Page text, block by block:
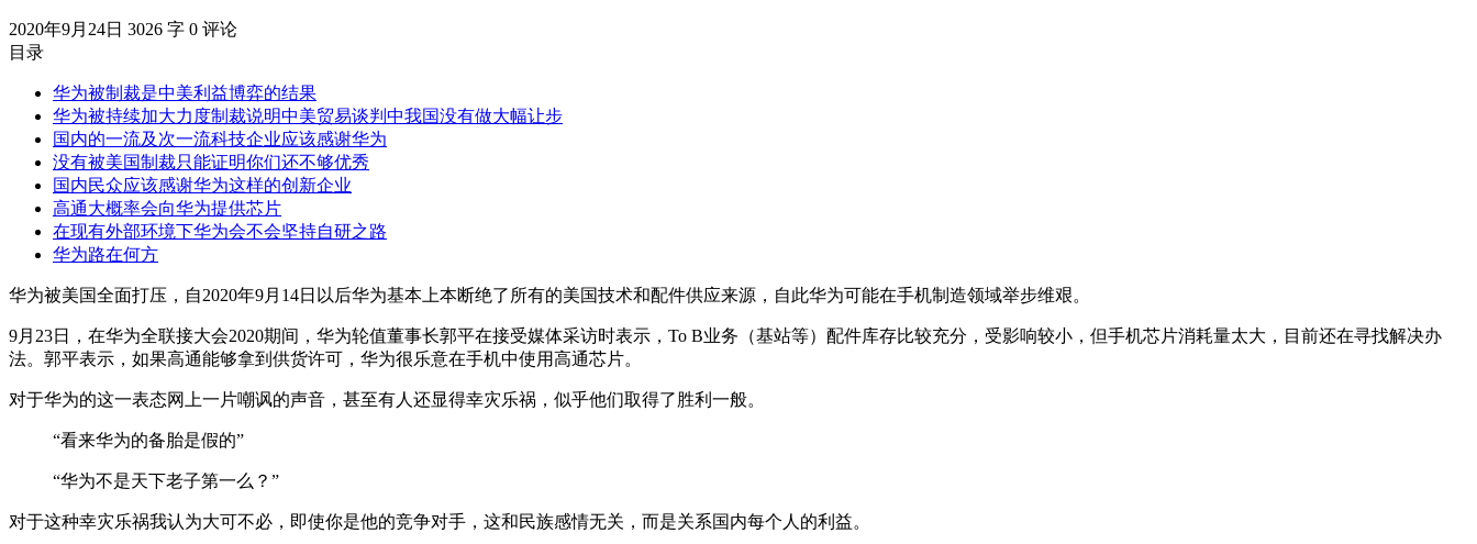
2020年9月24日 3026 字 0 评论
目录
华为被制裁是中美利益博弈的结果
华为被持续加大力度制裁说明中美贸易谈判中我国没有做大幅让步
国内的一流及次一流科技企业应该感谢华为
没有被美国制裁只能证明你们还不够优秀
国内民众应该感谢华为这样的创新企业
高通大概率会向华为提供芯片
在现有外部环境下华为会不会坚持自研之路
华为路在何方
华为被美国全面打压，自2020年9月14日以后华为基本上本断绝了所有的美国技术和配件供应来源，自此华为可能在手机制造领域举步维艰。
9月23日，在华为全联接大会2020期间，华为轮值董事长郭平在接受媒体采访时表示，To B业务（基站等）配件库存比较充分，受影响较小，但手机芯片消耗量太大，目前还在寻找解决办
法。郭平表示，如果高通能够拿到供货许可，华为很乐意在手机中使用高通芯片。
对于华为的这一表态网上一片嘲讽的声音，甚至有人还显得幸灾乐祸，似乎他们取得了胜利一般。
“看来华为的备胎是假的”
“华为不是天下老子第一么？”
对于这种幸灾乐祸我认为大可不必，即使你是他的竞争对手，这和民族感情无关，而是关系国内每个人的利益。